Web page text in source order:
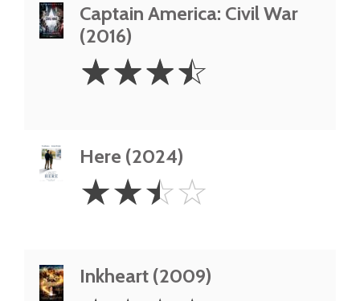
Captain America: Civil War
(2016)
3.5
Stars
☆☆☆☆
Here (2024)
2.5
Stars
☆☆☆☆
Inkheart (2009)